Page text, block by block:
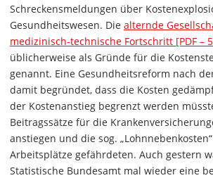
Schreckensmeldungen über
Gesundheitswesen. Die alternde
medizinisch-technische Fortschritt [PDF –
üblicherweise als Gründe für die
genannt. Eine Gesundheitsreform nach
damit begründet, dass die Kosten
der Kostenanstieg begrenzt werden
Beitragssätze für die
anstiegen und die sog.
Arbeitsplätze gefährdeten. Auch gestern
Statistische Bundesamt mal wieder eine